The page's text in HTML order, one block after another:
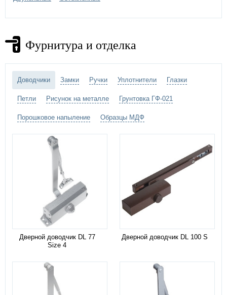
Фурнитура и отделка
Доводчики Замки Ручки Уплотнители Глазки
Петли Рисунок на металле Грунтовка ГФ-021
Порошковое напыление Образцы МДФ
Дверной доводчик DL 77
Size 4
Дверной доводчик DL 100 S